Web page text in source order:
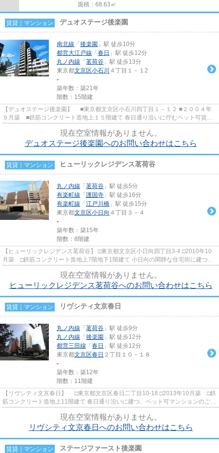
面積：68.63㎡
賃貸｜マンション デュオステージ後楽園
南北線 「 後楽園 」駅 徒歩10分
都営大江戸線 「 春日 」駅 徒歩12分
丸ノ内線 「 茗荷谷 」駅 徒歩13分
東京都文京区小石川 ４丁目１－１2
-
築年数：築21年
階数：15階建
【デュオステージ後楽園】 ■東京都文京区小石川四丁目１－１２ ■２００４年
９月築 ■鉄筋コンクリート造地上１５階建て 春日通り沿いに佇むペット可賃貸
現在空室情報がありません。
デュオステージ後楽園へのお問い合わせはこちら
賃貸｜マンション ヒューリックレジデンス茗荷谷
丸ノ内線 「 茗荷谷 」駅 徒歩5分
有楽町線 「 護国寺 」駅 徒歩16分
有楽町線 「 江戸川橋 」駅 徒歩15分
東京都文京区小日向 ４丁目３－４
-
築年数：築15年
階数：8階建
【ヒューリックレジデンス茗荷谷】 □東京都文京区小日向四丁目3-4 □2010年10
月築 □鉄筋コンクリート造地上7階地下1階建て 小日向の閑静な住宅街に建つ低
現在空室情報がありません。
ヒューリックレジデンス茗荷谷へのお問い合わせはこちら
賃貸｜マンション リヴシティ文京春日
丸ノ内線 「 茗荷谷 」駅 徒歩9分
丸ノ内線 「 後楽園 」駅 徒歩12分
都営三田線 「 春日 」駅 徒歩12分
東京都文京区春日 ２丁目１０－１８
-
築年数：築12年
階数：11階建
【リヴシティ文京春日】 □東京都文京区春日二丁目10-18 □2013年10月築 □鉄
筋コンクリート造地上11階建て 春日通り沿いに建つ、ペット可マンションのご紹
現在空室情報がありません。
リヴシティ文京春日へのお問い合わせはこちら
賃貸｜マンション ステージファースト後楽園